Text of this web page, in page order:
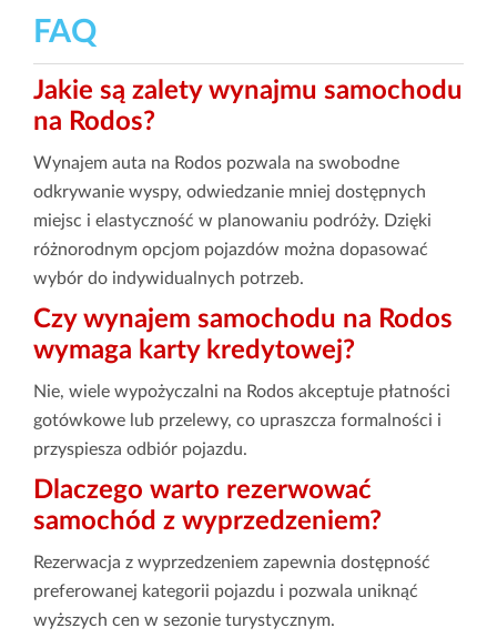
FAQ
Jakie są zalety wynajmu samochodu
na Rodos?
Wynajem auta na Rodos pozwala na swobodne
odkrywanie wyspy, odwiedzanie mniej dostępnych
miejsc i elastyczność w planowaniu podróży. Dzięki
różnorodnym opcjom pojazdów można dopasować
wybór do indywidualnych potrzeb.
Czy wynajem samochodu na Rodos
wymaga karty kredytowej?
Nie, wiele wypożyczalni na Rodos akceptuje płatności
gotówkowe lub przelewy, co upraszcza formalności i
przyspiesza odbiór pojazdu.
Dlaczego warto rezerwować
samochód z wyprzedzeniem?
Rezerwacja z wyprzedzeniem zapewnia dostępność
preferowanej kategorii pojazdu i pozwala uniknąć
wyższych cen w sezonie turystycznym.